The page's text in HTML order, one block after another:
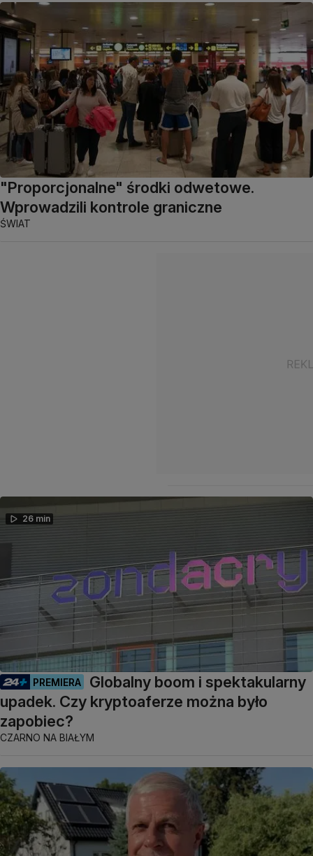
"Proporcjonalne" środki odwetowe.
Wprowadzili kontrole graniczne
ŚWIAT
26 min
PREMIERA
Globalny boom i spektakularny
upadek. Czy kryptoaferze można było
zapobiec?
CZARNO NA BIAŁYM